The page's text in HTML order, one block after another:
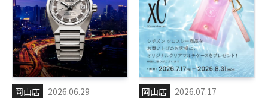
岡山店
2026.06.29
岡山店
2026.07.17